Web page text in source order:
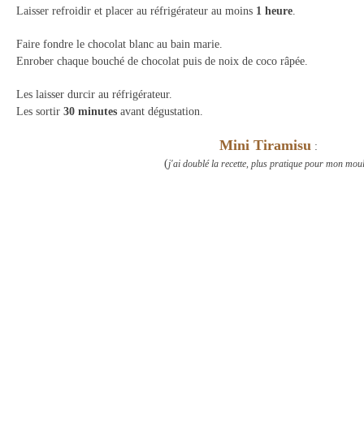
Laisser refroidir et placer au réfrigérateur au moins 1 heure.
Faire fondre le chocolat blanc au bain marie.
Enrober chaque bouché de chocolat puis de noix de coco râpée.
Les laisser durcir au réfrigérateur.
Les sortir 30 minutes avant dégustation.
Mini Tiramisu:
(j'ai doublé la recette, plus pratique pour mon